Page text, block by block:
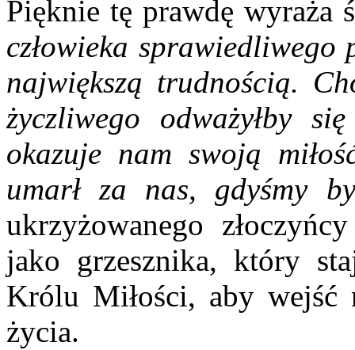
Pięknie tę prawdę wyraża
człowieka sprawiedliwego
największą trudnością.
życzliwego odważyłby
okazuje nam swoją
umarł za nas, gdyśmy
ukrzyżowanego
jako grzesznika, który
Królu Miłości, aby wejść
życia.